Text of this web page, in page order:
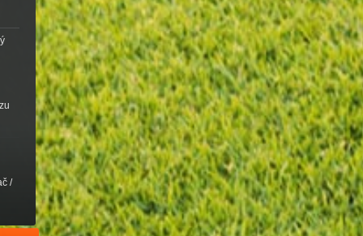
/